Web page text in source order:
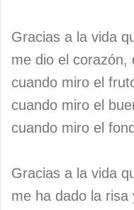
Gracias a la vida
me dio el corazón,
cuando miro el
cuando miro el
cuando miro el
Gracias a la vida
me ha dado la risa